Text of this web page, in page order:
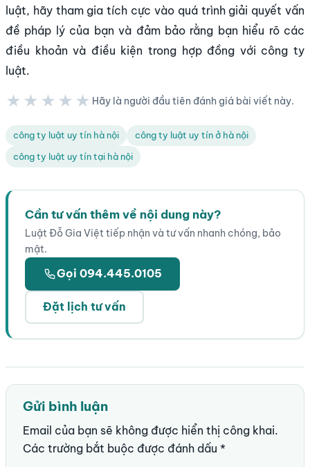
luật, hãy tham gia tích cực vào quá trình giải quyết vấn
đề pháp lý của bạn và đảm bảo rằng bạn hiểu rõ các
điều khoản và điều kiện trong hợp đồng với công ty
luật.
★★★★★ Hãy là người đầu tiên đánh giá bài viết này.
công ty luật uy tín hà nội
công ty luật uy tín ở hà nội
công ty luật uy tín tại hà nội
Cần tư vấn thêm về nội dung này?
Luật Đỗ Gia Việt tiếp nhận và tư vấn nhanh chóng, bảo
mật.
Gọi 094.445.0105
Đặt lịch tư vấn
Gửi bình luận
Email của bạn sẽ không được hiển thị công khai.
Các trường bắt buộc được đánh dấu *